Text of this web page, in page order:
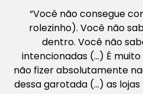
“Você não consegue
rolezinho). Você não
dentro. Você não
intencionadas (…) É
não fizer absolutamente
dessa garotada (…) as lojas